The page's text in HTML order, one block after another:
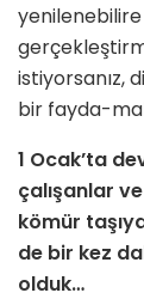
istiyorsanız,
bir fayda-
1 Ocak’ta
çalışanlar
kömür
de bir kez
olduk…